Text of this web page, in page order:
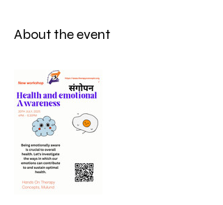
About the event